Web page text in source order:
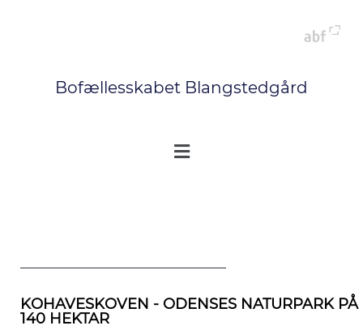
Bofællesskabet Blangstedgård
KOHAVESKOVEN - ODENSES NATURPARK PÅ
140 HEKTAR